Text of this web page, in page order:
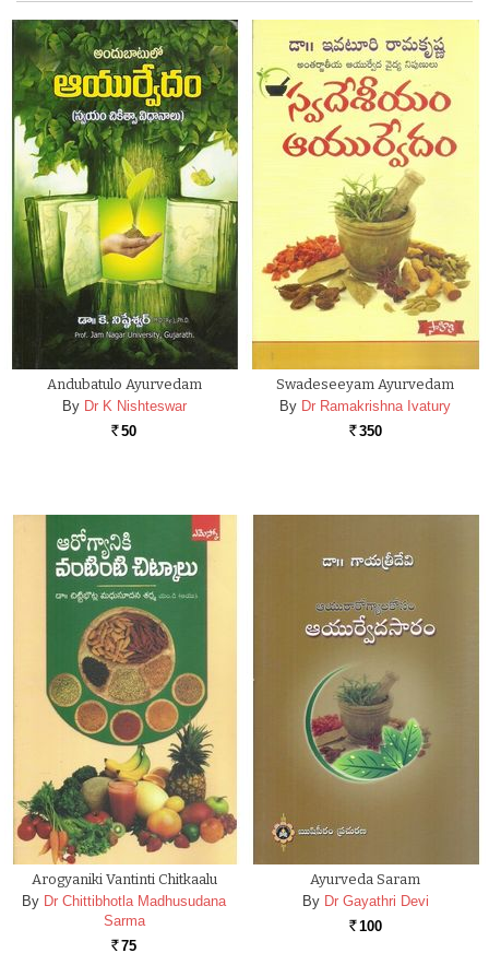
Andubatulo Ayurvedam
By Dr K Nishteswar
Rs. 50
Swadeseeyam Ayurvedam
By Dr Ramakrishna Ivatury
Rs. 350
Arogyaniki Vantinti Chitkaalu
By Dr Chittibhotla Madhusudana
Sarma
Rs. 75
Ayurveda Saram
By Dr Gayathri Devi
Rs. 100